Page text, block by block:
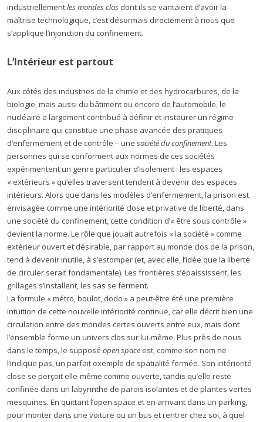
industriellementles mondes clos dont ils se vantaient d’avoir la
maîtrise technologique, c’est désormais directement à nous que
s’applique l’injonction du confinement.
L’Intérieur est partout
Aux côtés des industries de la chimie et des hydrocarbures, de la
biologie, mais aussi du bâtiment ou encore de l’automobile, le
nucléaire a largement contribué à définir et instaurer un régime
disciplinaire qui constitue une phase avancée des pratiques
d’enfermement et de contrôle – une société du confinement. Les
personnes qui se conforment aux normes de ces sociétés
expérimentent un genre particulier d’isolement : les espaces
« extérieurs » qu’elles traversent tendent à devenir des espaces
intérieurs. Alors que dans les modèles d’enfermement, la prison est
envisagée comme une intériorité close et privative de liberté, dans
une société du confinement, cette condition d’« être sous contrôle »
devient la norme. Le rôle que jouait autrefois « la société » comme
extérieur ouvert et désirable, par rapport au monde clos de la prison,
tend à devenir inutile, à s’estomper (et, avec elle, l’idée que la liberté
de circuler serait fondamentale). Les frontières s’épaississent, les
grillages s’installent, les sas se ferment.
La formule « métro, boulot, dodo » a peut-être été une première
intuition de cette nouvelle intériorité continue, car elle décrit bien une
circulation entre des mondes certes ouverts entre eux, mais dont
l’ensemble forme un univers clos sur lui-même. Plus près de nous
dans le temps, le supposé open space est, comme son nom ne
l’indique pas, un parfait exemple de spatialité fermée. Son intériorité
close se perçoit elle-même comme ouverte, tandis qu’elle reste
confinée dans un labyrinthe de parois isolantes et de plantes vertes
mesquines. En quittant l’open space et en arrivant dans un parking,
pour monter dans une voiture ou un bus et rentrer chez soi, à quel